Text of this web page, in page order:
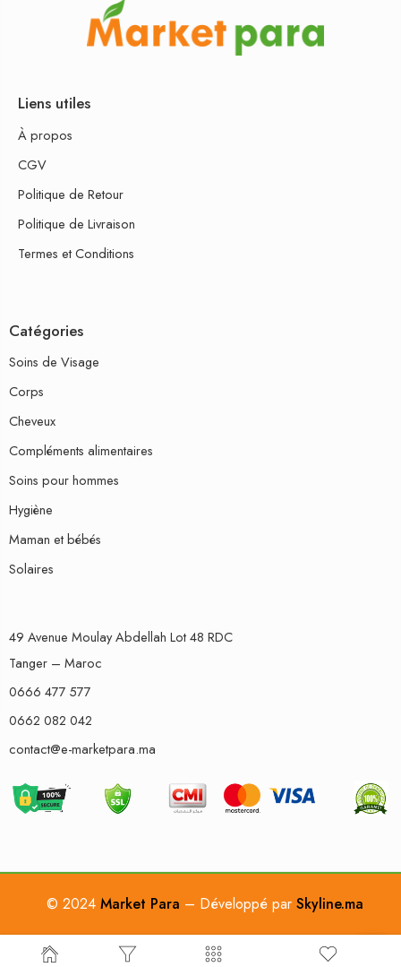
Liens utiles
À propos
CGV
Politique de Retour
Politique de Livraison
Termes et Conditions
Catégories
Soins de Visage
Corps
Cheveux
Compléments alimentaires
Soins pour hommes
Hygiène
Maman et bébés
Solaires
49 Avenue Moulay Abdellah Lot 48 RDC
Tanger – Maroc
0666 477 577
0662 082 042
contact@e-marketpara.ma
© 2024 Market Para – Développé par Skyline.ma